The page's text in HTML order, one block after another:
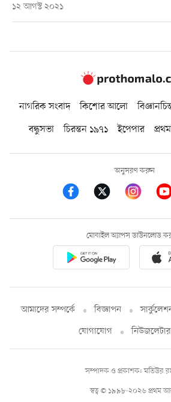
১২ আগস্ট ২০২১
নাগরিক সংবাদ কিশোর আলো
বন্ধুসভা
চিরন্তন ১৯৭১ ইপেপার
অনুসরণ করুন
মোবাইল অ্যাপস ডাউনলোড
আমাদের সম্পর্কে বিজ্ঞাপন
যোগাযোগ
নিউজলেটার
স্বত্ব © ১৯৯৮-২০২৬ প্রথম
সম্পাদক ও প্রকাশক: মতিউর